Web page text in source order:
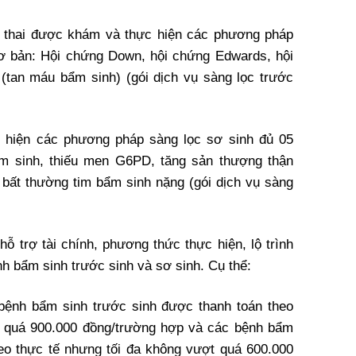
được khám và thực hiện các phương pháp
Hội chứng Down, hội chứng Edwards, hội
máu bẩm sinh) (gói dịch vụ sàng lọc trước
các phương pháp sàng lọc sơ sinh đủ 05
sinh, thiếu men G6PD, tăng sản thượng thận
thường tim bẩm sinh nặng (gói dịch vụ sàng
trợ tài chính, phương thức thực hiện, lộ trình
bẩm sinh trước sinh và sơ sinh. Cụ thể:
bẩm sinh trước sinh được thanh toán theo
900.000 đồng/trường hợp và các bệnh bẩm
thực tế nhưng tối đa không vượt quá 600.000